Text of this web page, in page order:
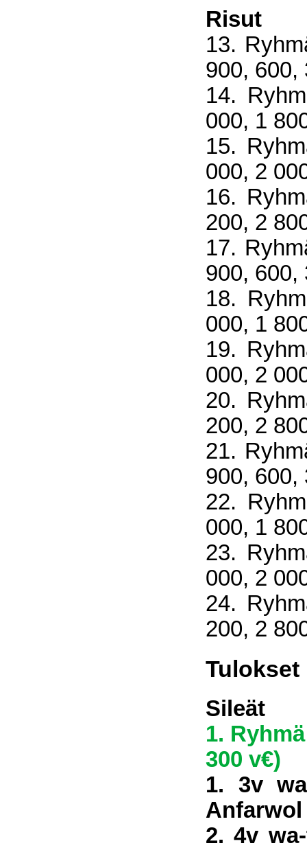
Risut
13.
900, 600,
14.
000, 1
15.
000, 2
16.
200, 2
17.
900, 600,
18.
000, 1
19.
000, 2
20.
200, 2
21.
900, 600,
22.
000, 1
23.
000, 2
24.
200, 2
Tulokset
Sileät
1.
300 v€)
1. 3v
Anfarwol
2. 4v